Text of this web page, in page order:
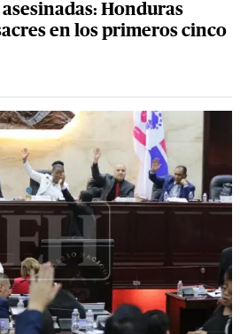
Honduras
en los primeros cinco